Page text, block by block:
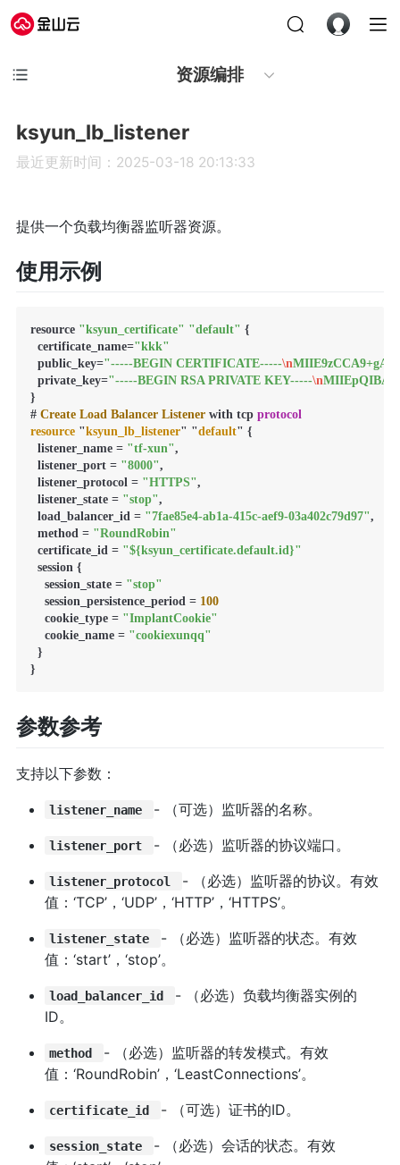
资源编排
ksyun_lb_listener
最近更新时间：2025-03-18 20:13:33
提供一个负载均衡器监听器资源。
使用示例
resource "ksyun_certificate" "default" {
  certificate_name
="kkk"
  public_key
="-----BEGIN CERTIFICATE-----\n
  private_key
="-----BEGIN RSA PRIVATE KEY-----\n
}
# Create Load Balancer Listener with tcp protocol
resource "ksyun_lb_listener" "default" {
  listener_name
= "tf-xun",
  listener_port
= "8000",
  listener_protocol
= "HTTPS",
  listener_state
= "stop",
  load_balancer_id
= "7fae85e4-ab1a-415c-aef9-03a402c79d97",
  method
= "RoundRobin"
  certificate_id
= "${ksyun_certificate.default.id}"
  session {
    session_state
= "stop"
    session_persistence_period
= 100
    cookie_type
= "ImplantCookie"
    cookie_name
= "cookiexunqq"
  }
}
参数参考
支持以下参数：
listener_name - （可选）监听器的名称。
listener_port - （必选）监听器的协议端口。
listener_protocol
- （必选）监听器的协议。有效
值：‘TCP’，‘UDP’，‘HTTP’，‘HTTPS’。
listener_state
- （必选）监听器的状态。有效
值：‘start’，‘stop’。
load_balancer_id
- （必选）负载均衡器实例的
ID。
method
- （必选）监听器的转发模式。有效
值：‘RoundRobin’，‘LeastConnections’。
certificate_id - （可选）证书的ID。
session_state
- （必选）会话的状态。有效